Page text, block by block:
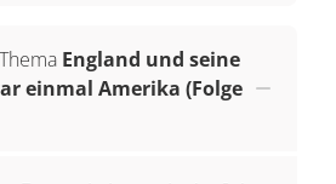
England und seine
einmal Amerika (Folge